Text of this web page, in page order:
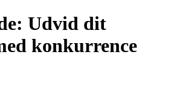
Udvid dit
konkurrence